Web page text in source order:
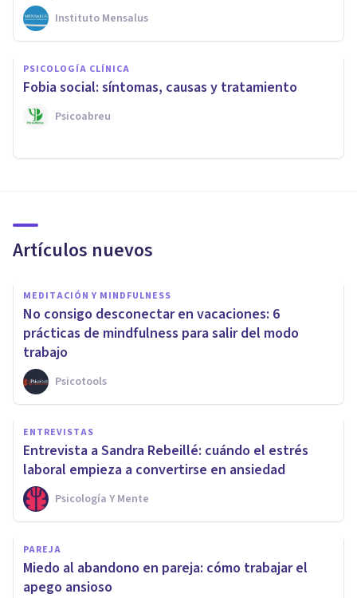
Instituto Mensalus
PSICOLOGÍA CLÍNICA
Fobia social: síntomas, causas y tratamiento
Psicoabreu
Artículos nuevos
MEDITACIÓN Y MINDFULNESS
No consigo desconectar en vacaciones: 6
prácticas de mindfulness para salir del modo
trabajo
Psicotools
ENTREVISTAS
Entrevista a Sandra Rebeillé: cuándo el estrés
laboral empieza a convertirse en ansiedad
Psicología Y Mente
PAREJA
Miedo al abandono en pareja: cómo trabajar el
apego ansioso